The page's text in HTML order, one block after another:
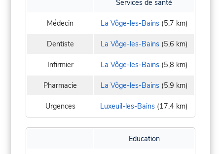
Services de santé
Médecin La Vôge-les-Bains(5,7 km)
Dentiste La Vôge-les-Bains(5,6 km)
Infirmier La Vôge-les-Bains(5,8 km)
Pharmacie La Vôge-les-Bains(5,9 km)
Urgences Luxeuil-les-Bains (17,4 km)
Education